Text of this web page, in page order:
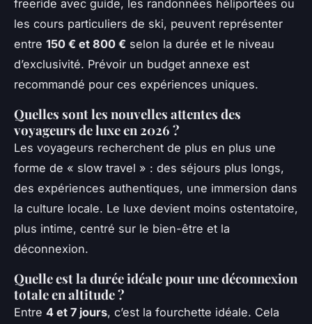
freeride avec guide, les randonnées héliportées ou
les cours particuliers de ski, peuvent représenter
entre 150 € et 800 € selon la durée et le niveau
d’exclusivité. Prévoir un budget annexe est
recommandé pour ces expériences uniques.
Quelles sont les nouvelles attentes des
voyageurs de luxe en 2026 ?
Les voyageurs recherchent de plus en plus une
forme de « slow travel » : des séjours plus longs,
des expériences authentiques, une immersion dans
la culture locale. Le luxe devient moins ostentatoire,
plus intime, centré sur le bien-être et la
déconnexion.
Quelle est la durée idéale pour une déconnexion
totale en altitude ?
Entre 4 et 7 jours, c’est la fourchette idéale. Cela